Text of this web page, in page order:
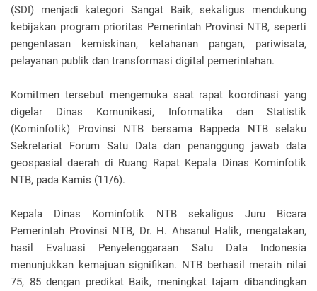
(SDI) menjadi kategori Sangat Baik, sekaligus mendukung
kebijakan program prioritas Pemerintah Provinsi NTB, seperti
pengentasan kemiskinan, ketahanan pangan, pariwisata,
pelayanan publik dan transformasi digital pemerintahan.
Komitmen tersebut mengemuka saat rapat koordinasi yang
digelar Dinas Komunikasi, Informatika dan Statistik
(Kominfotik) Provinsi NTB bersama Bappeda NTB selaku
Sekretariat Forum Satu Data dan penanggung jawab data
geospasial daerah di Ruang Rapat Kepala Dinas Kominfotik
NTB, pada Kamis (11/6).
Kepala Dinas Kominfotik NTB sekaligus Juru Bicara
Pemerintah Provinsi NTB, Dr. H. Ahsanul Halik, mengatakan,
hasil Evaluasi Penyelenggaraan Satu Data Indonesia
menunjukkan kemajuan signifikan. NTB berhasil meraih nilai
75, 85 dengan predikat Baik, meningkat tajam dibandingkan